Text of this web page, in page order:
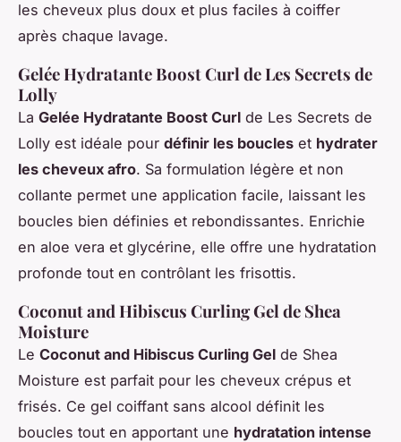
les cheveux plus doux et plus faciles à coiffer
après chaque lavage.
Gelée Hydratante Boost Curl de Les Secrets de
Lolly
La Gelée Hydratante Boost Curl de Les Secrets de
Lolly est idéale pour définir les boucles et hydrater
les cheveux afro. Sa formulation légère et non
collante permet une application facile, laissant les
boucles bien définies et rebondissantes. Enrichie
en aloe vera et glycérine, elle offre une hydratation
profonde tout en contrôlant les frisottis.
Coconut and Hibiscus Curling Gel de Shea
Moisture
Le Coconut and Hibiscus Curling Gel de Shea
Moisture est parfait pour les cheveux crépus et
frisés. Ce gel coiffant sans alcool définit les
boucles tout en apportant une hydratation intense